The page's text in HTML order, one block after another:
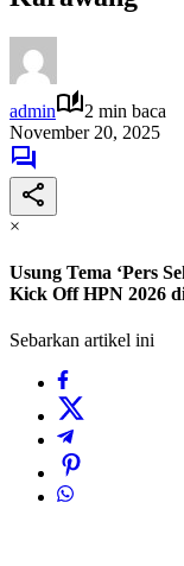
admin
2 min baca
November 20, 2025
×
Usung Tema ‘Pers
Kick Off HPN 2026
Sebarkan artikel ini